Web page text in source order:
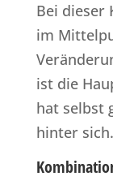
Bei dieser
im
ist die
hat selbst
hinter sich.